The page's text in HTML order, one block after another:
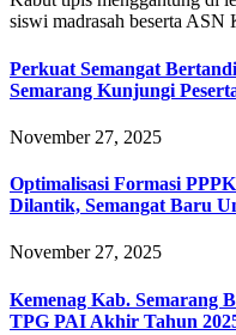
siswi madrasah beserta
Perkuat Semangat
Semarang Kunjungi
November 27, 2025
Optimalisasi Formasi
Dilantik, Semangat Baru
November 27, 2025
Kemenag Kab. Semarang
TPG PAI Akhir Tahun